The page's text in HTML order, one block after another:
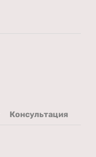
Консультация